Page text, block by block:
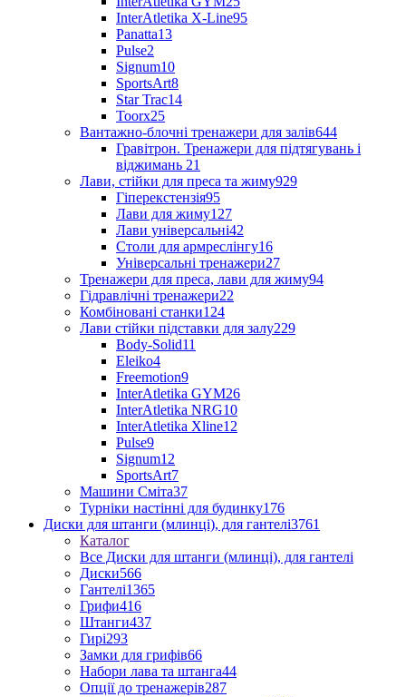
InterAtletika X-Line95
Panatta13
Pulse2
Signum10
SportsArt8
Star Trac14
Toorx25
Вантажно-блочні тренажери для залів644
Гравітрон. Тренажери для підтягувань і
віджимань 21
Лави, стійки для преса та жиму929
Гіперекстензія95
Лави для жиму127
Лави універсальні42
Столи для армреслінгу16
Універсальні тренажери27
Тренажери для преса, лави для жиму94
Гідравлічні тренажери22
Комбіновані станки124
Лави стійки підставки для залу229
Body-Solid11
Eleiko4
Freemotion9
InterAtletika GYM26
InterAtletika NRG10
InterAtletika Xline12
Pulse9
Signum12
SportsArt7
Машини Сміта37
Турніки настінні для будинку176
Диски для штанги (млинці), для гантелі3761
Каталог
Все Диски для штанги (млинці), для гантелі
Диски566
Гантелі1365
Грифи416
Штанги437
Гирі293
Замки для грифів66
Набори лава та штанга44
Опції до тренажерів287